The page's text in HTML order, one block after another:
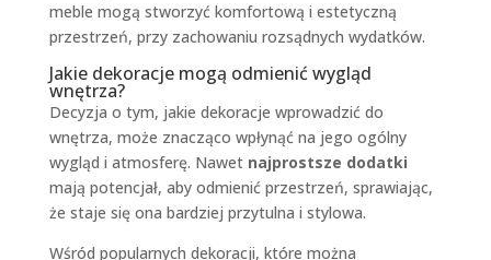
meble mogą stworzyć komfortową i estetyczną
przestrzeń, przy zachowaniu rozsądnych wydatków.
Jakie dekoracje mogą odmienić wygląd
wnętrza?
Decyzja o tym, jakie dekoracje wprowadzić do
wnętrza, może znacząco wpłynąć na jego ogólny
wygląd i atmosferę. Nawet najprostsze dodatki
mają potencjał, aby odmienić przestrzeń, sprawiając,
że staje się ona bardziej przytulna i stylowa.
Wśród popularnych dekoracji, które można